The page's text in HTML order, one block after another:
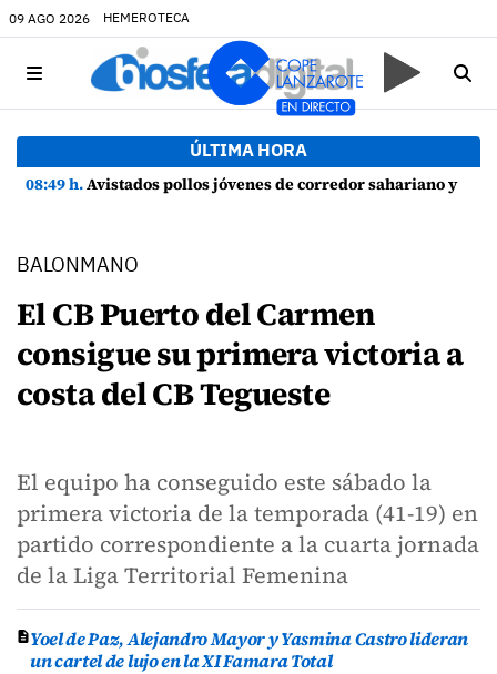
09 AGO 2026 HEMEROTECA
ÚLTIMA HORA
08:49 h.Avistados pollos jóvenes de corredor sahariano y episodios de cortejo de hubara cerca del rally de Lanzarote
BALONMANO
El CB Puerto del Carmen
consigue su primera victoria a
costa del CB Tegueste
El equipo ha conseguido este sábado la
primera victoria de la temporada (41-19) en
partido correspondiente a la cuarta jornada
de la Liga Territorial Femenina
Yoel de Paz, Alejandro Mayor y Yasmina Castro lideran
un cartel de lujo en la XI Famara Total